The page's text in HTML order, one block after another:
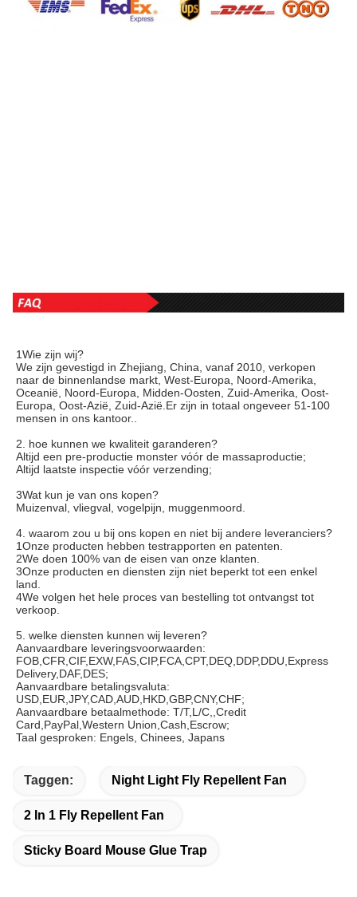
1Wie zijn wij?
We zijn gevestigd in Zhejiang, China, vanaf 2010, verkopen
naar de binnenlandse markt, West-Europa, Noord-Amerika,
Oceanië, Noord-Europa, Midden-Oosten, Zuid-Amerika, Oost-
Europa, Oost-Azië, Zuid-Azië.Er zijn in totaal ongeveer 51-100
mensen in ons kantoor..
2. hoe kunnen we kwaliteit garanderen?
Altijd een pre-productie monster vóór de massaproductie;
Altijd laatste inspectie vóór verzending;
3Wat kun je van ons kopen?
Muizenval, vliegval, vogelpijn, muggenmoord.
4. waarom zou u bij ons kopen en niet bij andere leveranciers?
1Onze producten hebben testrapporten en patenten.
2We doen 100% van de eisen van onze klanten.
3Onze producten en diensten zijn niet beperkt tot een enkel
land.
4We volgen het hele proces van bestelling tot ontvangst tot
verkoop.
5. welke diensten kunnen wij leveren?
Aanvaardbare leveringsvoorwaarden:
FOB,CFR,CIF,EXW,FAS,CIP,FCA,CPT,DEQ,DDP,DDU,Express
Delivery,DAF,DES;
Aanvaardbare betalingsvaluta:
USD,EUR,JPY,CAD,AUD,HKD,GBP,CNY,CHF;
Aanvaardbare betaalmethode: T/T,L/C,,Credit
Card,PayPal,Western Union,Cash,Escrow;
Taal gesproken: Engels, Chinees, Japans
Taggen: Night Light Fly Repellent Fan
2 In 1 Fly Repellent Fan
Sticky Board Mouse Glue Trap